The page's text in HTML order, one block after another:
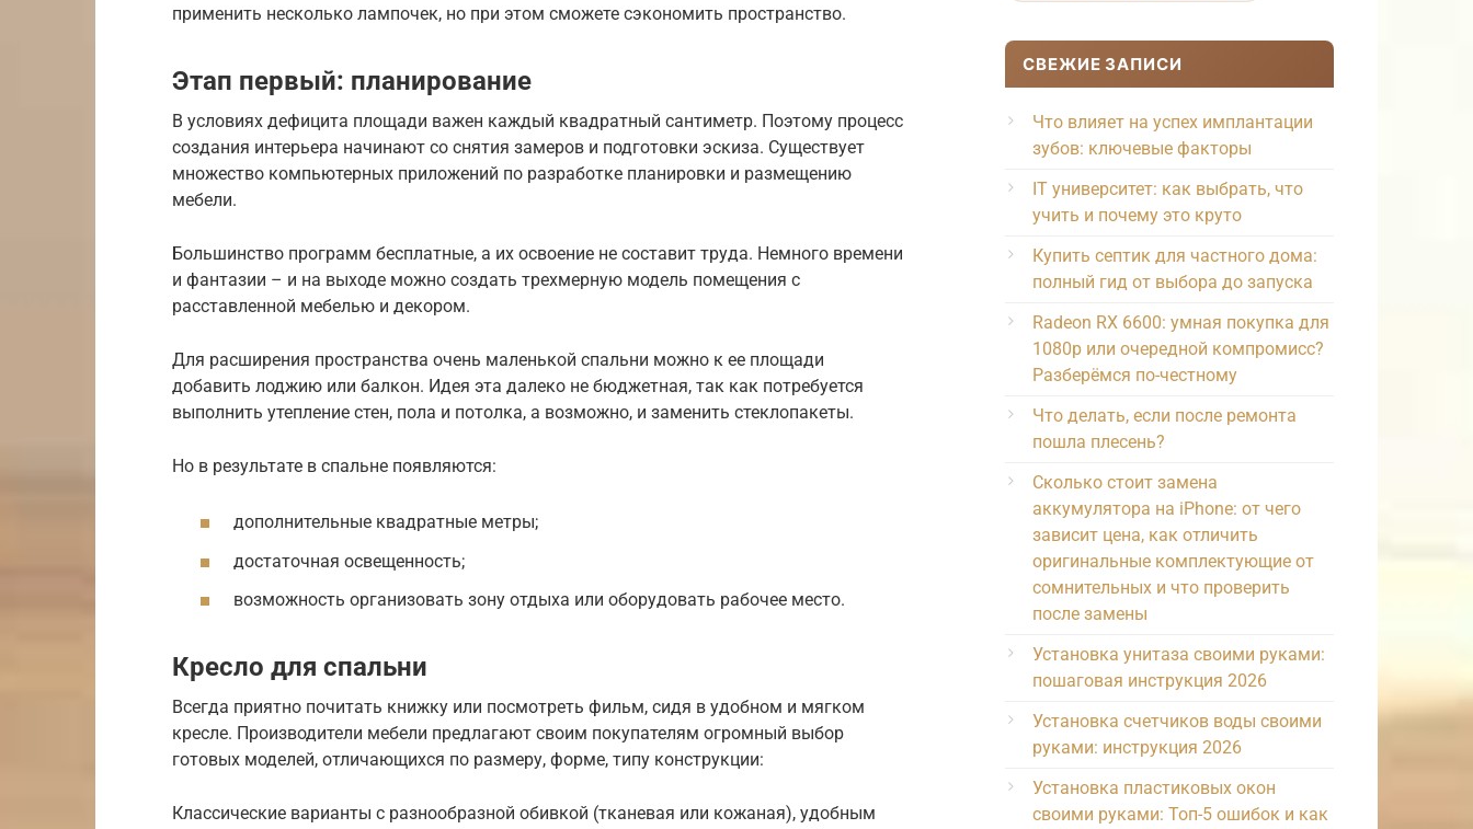
применить несколько лампочек, но при этом сможете сэкономить пространство.
Этап первый: планирование
В условиях дефицита площади важен каждый квадратный сантиметр. Поэтому процесс
создания интерьера начинают со снятия замеров и подготовки эскиза. Существует
множество компьютерных приложений по разработке планировки и размещению
мебели.
Большинство программ бесплатные, а их освоение не составит труда. Немного времени
и фантазии – и на выходе можно создать трехмерную модель помещения с
расставленной мебелью и декором.
Для расширения пространства очень маленькой спальни можно к ее площади
добавить лоджию или балкон. Идея эта далеко не бюджетная, так как потребуется
выполнить утепление стен, пола и потолка, а возможно, и заменить стеклопакеты.
Но в результате в спальне появляются:
дополнительные квадратные метры;
достаточная освещенность;
возможность организовать зону отдыха или оборудовать рабочее место.
Кресло для спальни
Всегда приятно почитать книжку или посмотреть фильм, сидя в удобном и мягком
кресле. Производители мебели предлагают своим покупателям огромный выбор
готовых моделей, отличающихся по размеру, форме, типу конструкции:
Классические варианты с разнообразной обивкой (тканевая или кожаная), удобным
СВЕЖИЕ ЗАПИСИ
Что влияет на успех имплантации
зубов: ключевые факторы
IT университет: как выбрать, что
учить и почему это круто
Купить септик для частного дома:
полный гид от выбора до запуска
Radeon RX 6600: умная покупка для
1080p или очередной компромисс?
Разберёмся по-честному
Что делать, если после ремонта
пошла плесень?
Сколько стоит замена
аккумулятора на iPhone: от чего
зависит цена, как отличить
оригинальные комплектующие от
сомнительных и что проверить
после замены
Установка унитаза своими руками:
пошаговая инструкция 2026
Установка счетчиков воды своими
руками: инструкция 2026
Установка пластиковых окон
своими руками: Топ-5 ошибок и как